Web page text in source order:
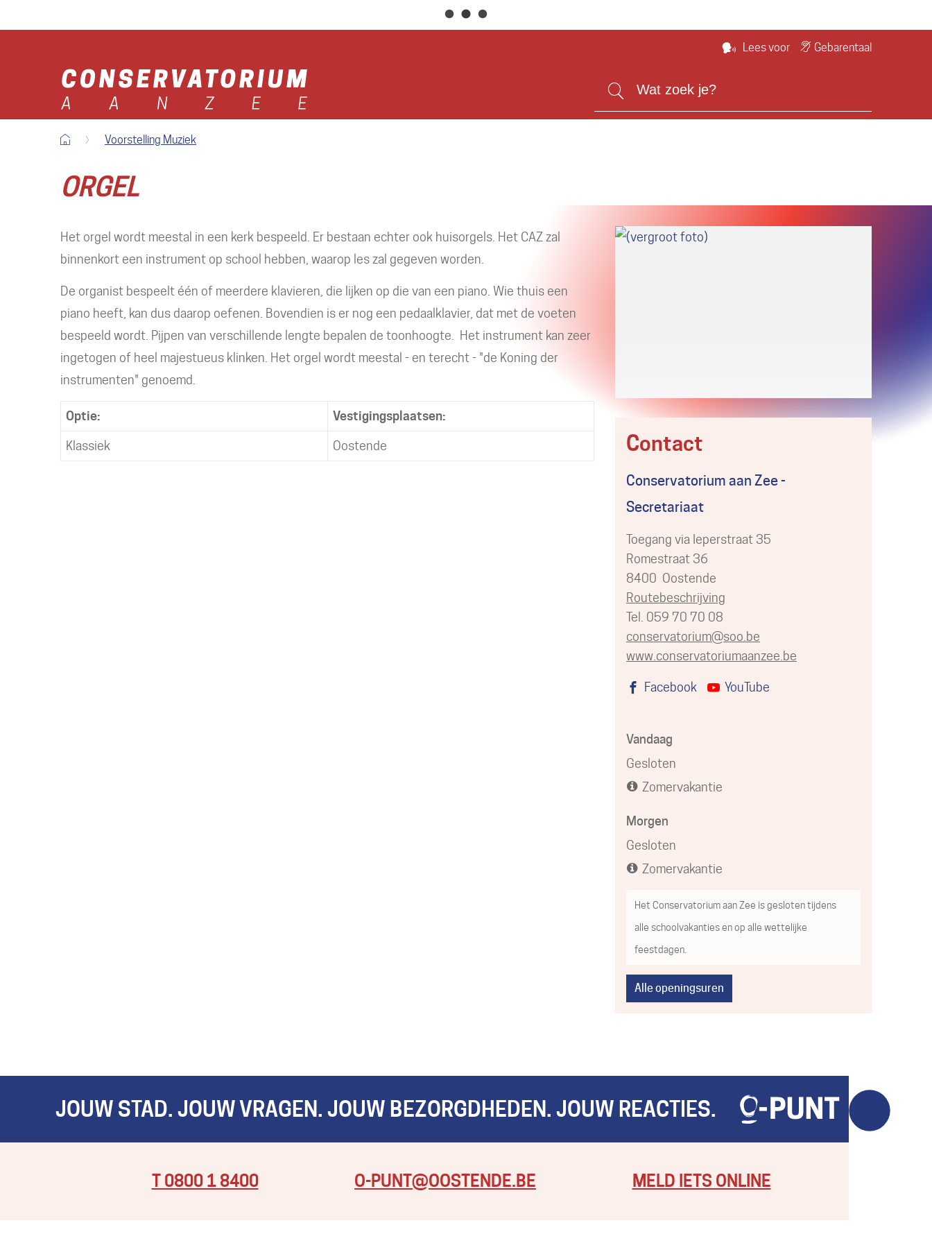
Gebarentaal
Lees voor
Terug
naar
startpagina
Stad
Oostende
Wat
Zoeken
StartpaginaVoorstelling Muziek
ORGEL
Het orgel wordt meestal in een kerk bespeeld. Er bestaan echter ook huisorgels. Het CAZ zal
binnenkort een instrument op school hebben, waarop les zal gegeven worden.
De organist bespeelt één of meerdere klavieren, die lijken op die van een piano. Wie thuis een
piano heeft, kan dus daarop oefenen. Bovendien is er nog een pedaalklavier, dat met de voeten
bespeeld wordt. Pijpen van verschillende lengte bepalen de toonhoogte. Het instrument kan zeer
ingetogen of heel majestueus klinken. Het orgel wordt meestal - en terecht - "de Koning der
instrumenten" genoemd.
Optie: Vestigingsplaatsen:
Klassiek Oostende Contact
Conservatorium aan Zee -
Secretariaat
Gebouw
Toegang via Ieperstraat 35
Romestraat 36
,8400 Oostende
Stratenplan
Routebeschrijving
Tel./GSM
059 70 70 08
E-
mail
conservatorium@soo.be
Website
www.conservatoriumaanzee.be
Volg
op
Facebook YouTube
Openingsuren
Vandaag
Gesloten
Zomervakantie
Morgen
Gesloten
Zomervakantie
Het Conservatorium aan Zee is gesloten tijdens
alle schoolvakanties en op alle wettelijke
feestdagen.
Alle openingsuren
JOUW STAD. JOUW VRAGEN. JOUW BEZORGDHEDEN. JOUW REACTIES.
KOM HIER
MET AL JE
T 0800 1 8400 O-PUNT@OOSTENDE.BE MELD IETS ONLINE